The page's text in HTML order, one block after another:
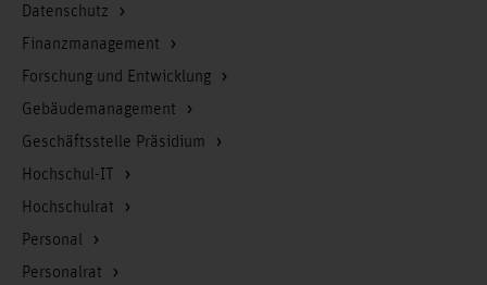
Datenschutz
Finanzmanagement
Forschung und Entwicklung
Gebäudemanagement
Geschäftsstelle Präsidium
Hochschul-IT
Hochschulrat
Personal
Personalrat